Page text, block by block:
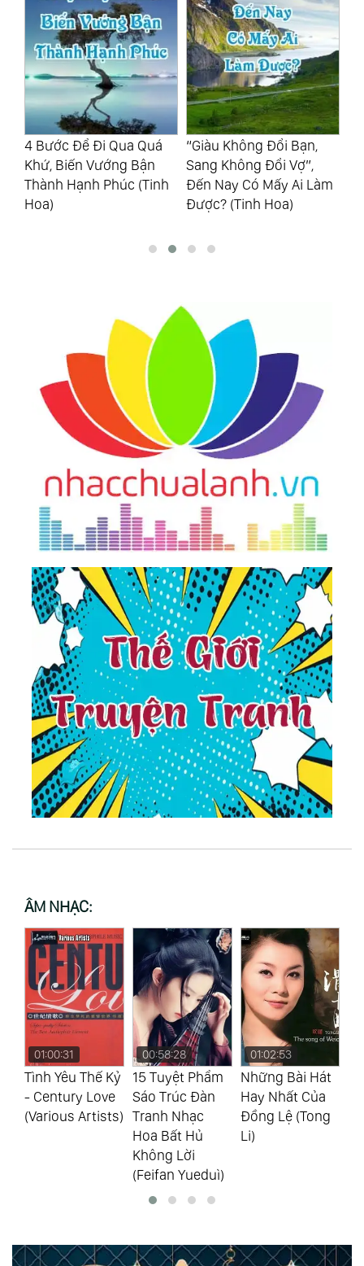
4 Bước Để Đi Qua Quá
Khứ, Biến Vướng Bận
Thành Hạnh Phúc (Tinh
Hoa)
“Giàu Không Đổi Bạn,
Sang Không Đổi Vợ”,
Đến Nay Có Mấy Ai Làm
Được? (Tinh Hoa)
ÂM NHẠC:
01:00:31
Tình Yêu Thế Kỷ
- Century Love
(Various Artists)
00:58:28
15 Tuyệt Phẩm
Sáo Trúc Đàn
Tranh Nhạc
Hoa Bất Hủ
Không Lời
(Feifan Yueduì)
01:02:53
Những Bài Hát
Hay Nhất Của
Đồng Lệ (Tong
Li)